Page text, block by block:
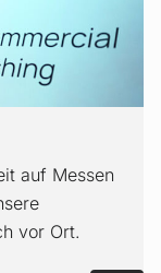
auf Messen
vor Ort.